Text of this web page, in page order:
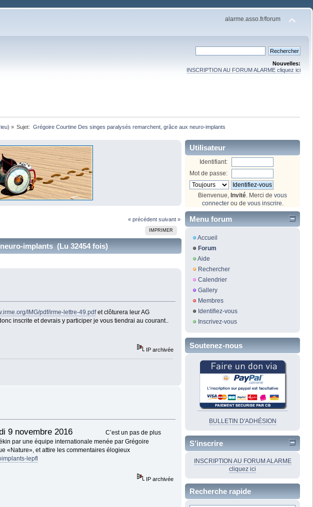
alarme.asso.fr/forum
Nouvelles:
INSCRIPTION AU FORUM ALARME cliquez ici
) » Sujet: Grégoire Courtine Des singes paralysés remarchent, grâce aux neuro-implants
« précédent suivant »
IMPRIMER
implants (Lu 32454 fois)
IMG/pdf/irme-lettre-49.pdfet clôturera leur AG
inscrite et devrais y participer je vous tiendrai au courant..
IP archivée
9 novembre 2016C’est un pas de plus
par une équipe internationale menée par Grégoire
«Nature», et attire les commentaires élogieux
lepfl
IP archivée
Utilisateur
Identifiant:
Mot de passe:
Bienvenue, Invité . Merci de vous
connecterou de vous inscrire
Menu forum
Accueil
Forum
Aide
Rechercher
Calendrier
Gallery
Membres
Identifiez-vous
Inscrivez-vous
Soutenez-nous
BULLETIN D'ADHÉSION
S'inscrire
INSCRIPTION AU FORUM ALARME
cliquez ici
Recherche rapide